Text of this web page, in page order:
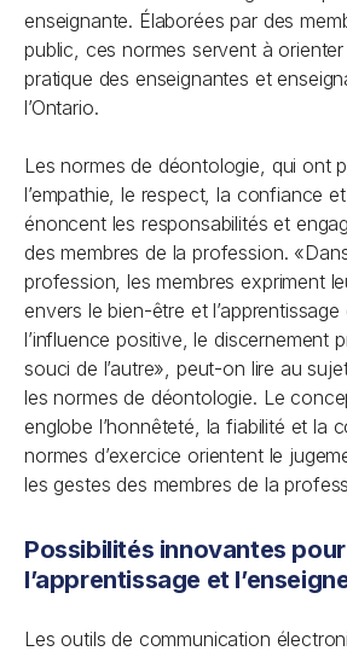
enseignante. Élaborées par des
public, ces normes servent à
pratique des enseignantes et
l’Ontario.
Les normes de déontologie, qui ont
l’empathie, le respect, la confiance et
énoncent les responsabilités et
des membres de la profession.
profession, les membres expriment
envers le bien-être et
l’influence positive, le discernement
souci de l’autre», peut-on lire au
les normes de déontologie. Le
englobe l’honnêteté, la fiabilité et la
normes d’exercice orientent le
les gestes des membres de la
Possibilités innovantes pour
l’apprentissage et
Les outils de communication